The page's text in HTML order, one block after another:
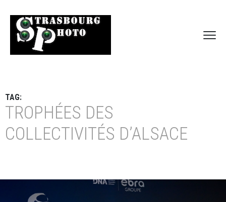
TAG:
TROPHÉES DES
COLLECTIVITÉS D’ALSACE